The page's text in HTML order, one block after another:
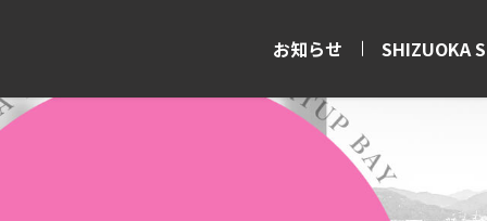
お知らせ SHIZUOKA